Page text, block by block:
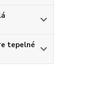
tepelné